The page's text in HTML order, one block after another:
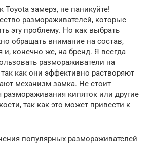
Toyota замерз, не паникуйте!
размораживателей, которые
эту проблему. Но как выбрать
обращать внимание на состав,
и, конечно же, на бренд. Я всегда
размораживатели на
как они эффективно растворяют
механизм замка. Не стоит
размораживания кипяток или другие
так как это может привести к
популярных размораживателей